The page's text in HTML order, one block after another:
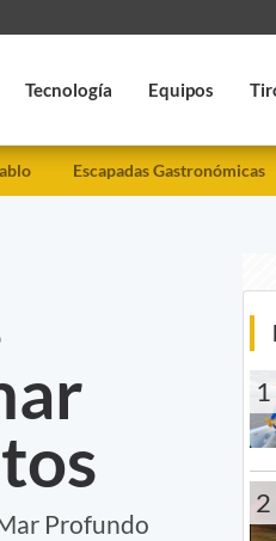
Tecnología Equipos
Escapadas Gastronómicas
Profundo
1
2